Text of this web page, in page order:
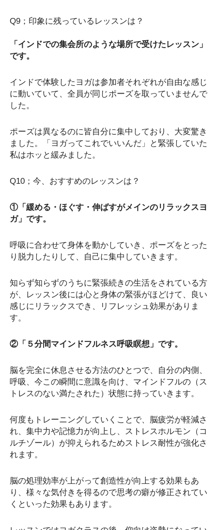
Q9；印象に残っているレッスンは？
「インドでの集会所のような場所で受けたレッスン」
です。
インドで体験したヨガは参加者それぞれが自由な感じ
に動いていて、全員が同じポーズを取っていませんで
した。
ポーズは異なるのに皆自分に集中しており、大変驚き
ました。「ヨガってこれでいいんだ」と緊張していた
私はホッと緩みました。
Q10；今、おすすめのレッスンは？
①「緩める・ほぐす・伸ばすがメインのリラックスヨ
ガ」です。
呼吸に合わせて身体を動かしていき、ポーズをとった
り脱力したりして、自己に集中していきます。
知らず知らずのうちに緊張続きの生活をされている方
が、レッスン後には心と身体の緊張がほどけて、良い
感じにリラックスでき、リフレッシュ効果がありま
す。
②「５分間マインドフルネス呼吸瞑想」です。
脳を完全に休息させる方法のひとつで、自分の内側、
呼吸、今この瞬間に意識を向け、マインドフルの（ス
トレスのない満たされた）状態に持っていきます。
何度もトレーニングしていくことで、脳疲労が軽減さ
れ、集中力や記憶力が向上し、ストレスホルモン（コ
ルチゾール）が抑えられるためストレス耐性が強化さ
れます。
脳の処理効率が上がって創造性が向上する効果もあ
り、様々な気付きを得るので思考の癖が修正されてい
くといった効果もあります。